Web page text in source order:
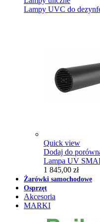
Lampy UVC do
Quick view
Dodaj do
Lampa UV
1 845,00 zł
Żarówki samochodowe
Osprzęt
Akcesoria
MARKI